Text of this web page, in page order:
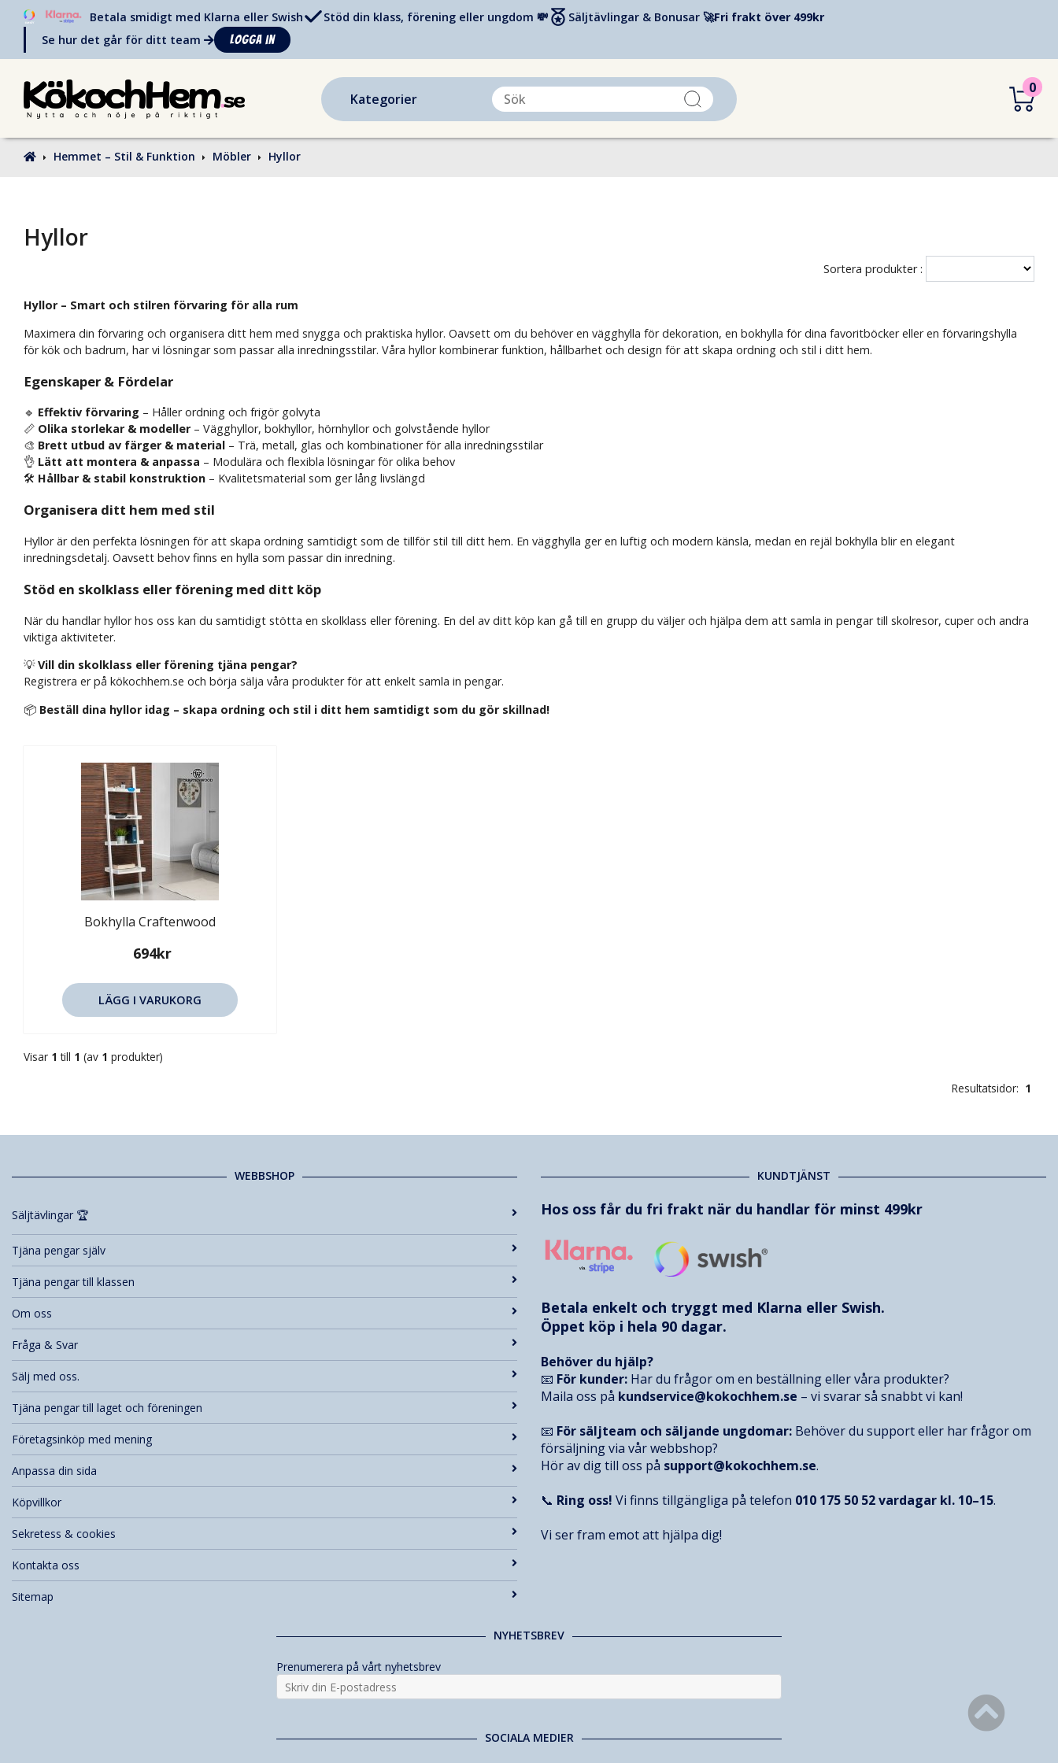
Betala smidigt med Klarna eller Swish Stöd din klass, förening eller ungdom 💸 Säljtävlingar & Bonusar 🚀Fri frakt över 499kr
Se hur det går för ditt team
Logga in
Kategorier
0
Hemmet – Stil & Funktion Möbler Hyllor
Hyllor
Sortera produkter :
Hyllor – Smart och stilren förvaring för alla rum
Maximera din förvaring och organisera ditt hem med snygga och praktiska hyllor. Oavsett om du behöver en vägghylla för dekoration, en bokhylla för dina favoritböcker eller en förvaringshylla
för kök och badrum, har vi lösningar som passar alla inredningsstilar. Våra hyllor kombinerar funktion, hållbarhet och design för att skapa ordning och stil i ditt hem.
Egenskaper & Fördelar
🔹 Effektiv förvaring – Håller ordning och frigör golvyta
📏 Olika storlekar & modeller– Vägghyllor, bokhyllor, hörnhyllor och golvstående hyllor
🎨 Brett utbud av färger & material – Trä, metall, glas och kombinationer för alla inredningsstilar
👌 Lätt att montera & anpassa – Modulära och flexibla lösningar för olika behov
🛠️ Hållbar & stabil konstruktion – Kvalitetsmaterial som ger lång livslängd
Organisera ditt hem med stil
Hyllor är den perfekta lösningen för att skapa ordning samtidigt som de tillför stil till ditt hem. En vägghylla ger en luftig och modern känsla, medan en rejäl bokhylla blir en elegant
inredningsdetalj. Oavsett behov finns en hylla som passar din inredning.
Stöd en skolklass eller förening med ditt köp
När du handlar hyllor hos oss kan du samtidigt stötta en skolklass eller förening. En del av ditt köp kan gå till en grupp du väljer och hjälpa dem att samla in pengar till skolresor, cuper och andra
viktiga aktiviteter.
💡Vill din skolklass eller förening tjäna pengar?
Registrera er på kökochhem.se och börja sälja våra produkter för att enkelt samla in pengar.
📦 Beställ dina hyllor idag – skapa ordning och stil i ditt hem samtidigt som du gör skillnad!
Bokhylla Craftenwood
694kr
LÄGG I VARUKORG
Visar 1 till 1 (av 1 produkter)
Resultatsidor: 1
WEBBSHOP
Säljtävlingar 🏆
Tjäna pengar själv
Tjäna pengar till klassen
Om oss
Fråga & Svar
Sälj med oss.
Tjäna pengar till laget och föreningen
Företagsinköp med mening
Anpassa din sida
Köpvillkor
Sekretess & cookies
Kontakta oss
Sitemap
KUNDTJÄNST
Hos oss får du fri frakt när du handlar för minst 499kr
Betala enkelt och tryggt med Klarna eller Swish.
Öppet köp i hela 90 dagar.
Behöver du hjälp?
📧 För kunder: Har du frågor om en beställning eller våra produkter?
Maila oss på kundservice@kokochhem.se – vi svarar så snabbt vi kan!
📧 För säljteam och säljande ungdomar: Behöver du support eller har frågor om
försäljning via vår webbshop?
Hör av dig till oss på support@kokochhem.se.
📞 Ring oss! Vi finns tillgängliga på telefon 010 175 50 52vardagar kl. 10–15.
Vi ser fram emot att hjälpa dig!
NYHETSBREV
Prenumerera på vårt nyhetsbrev
SOCIALA MEDIER